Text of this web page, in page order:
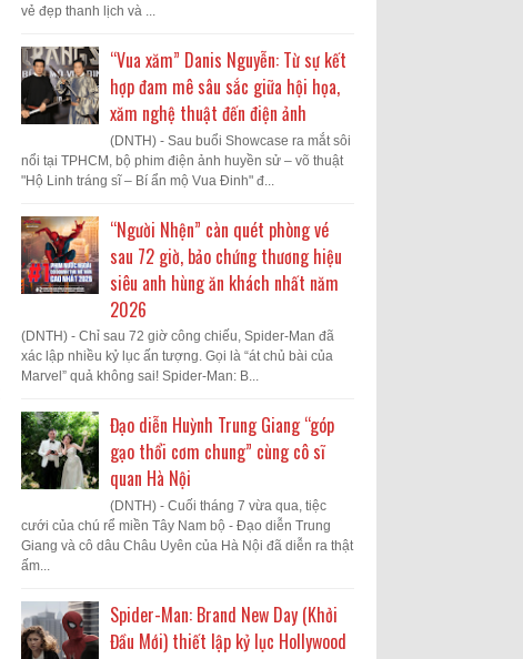
vẻ đẹp thanh lịch và ...
“Vua xăm” Danis Nguyễn: Từ sự kết
hợp đam mê sâu sắc giữa hội họa,
xăm nghệ thuật đến điện ảnh
(DNTH) - Sau buổi Showcase ra mắt sôi
nổi tại TPHCM, bộ phim điện ảnh huyền sử – võ thuật
"Hộ Linh tráng sĩ – Bí ẩn mộ Vua Đinh" đ...
“Người Nhện” càn quét phòng vé
sau 72 giờ, bảo chứng thương hiệu
siêu anh hùng ăn khách nhất năm
2026
(DNTH) - Chỉ sau 72 giờ công chiếu, Spider-Man đã
xác lập nhiều kỷ lục ấn tượng. Gọi là “át chủ bài của
Marvel” quả không sai! Spider-Man: B...
Đạo diễn Huỳnh Trung Giang “góp
gạo thổi cơm chung” cùng cô sĩ
quan Hà Nội
(DNTH) - Cuối tháng 7 vừa qua, tiệc
cưới của chú rể miền Tây Nam bộ - Đạo diễn Trung
Giang và cô dâu Châu Uyên của Hà Nội đã diễn ra thật
ấm...
Spider-Man: Brand New Day (Khởi
Đầu Mới) thiết lập kỷ lục Hollywood